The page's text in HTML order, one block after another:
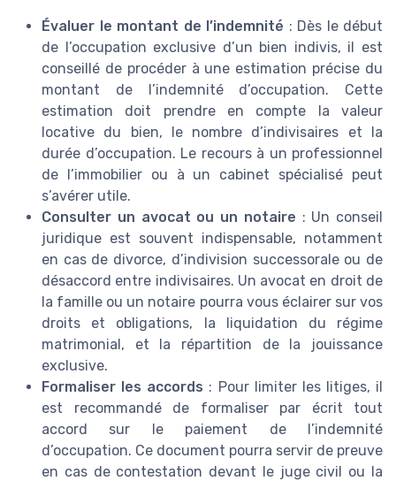
Évaluer le montant de l’indemnité : Dès le début
de l’occupation exclusive d’un bien indivis, il est
conseillé de procéder à une estimation précise du
montant de l’indemnité d’occupation. Cette
estimation doit prendre en compte la valeur
locative du bien, le nombre d’indivisaires et la
durée d’occupation. Le recours à un professionnel
de l’immobilier ou à un cabinet spécialisé peut
s’avérer utile.
Consulter un avocat ou un notaire : Un conseil
juridique est souvent indispensable, notamment
en cas de divorce, d’indivision successorale ou de
désaccord entre indivisaires. Un avocat en droit de
la famille ou un notaire pourra vous éclairer sur vos
droits et obligations, la liquidation du régime
matrimonial, et la répartition de la jouissance
exclusive.
Formaliser les accords : Pour limiter les litiges, il
est recommandé de formaliser par écrit tout
accord sur le paiement de l’indemnité
d’occupation. Ce document pourra servir de preuve
en cas de contestation devant le juge civil ou la